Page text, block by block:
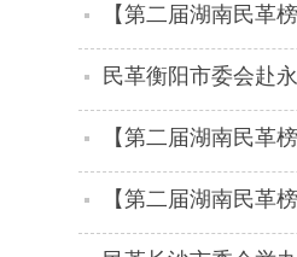
【第二届湖南民革
民革衡阳市委会赴
【第二届湖南民革
【第二届湖南民革